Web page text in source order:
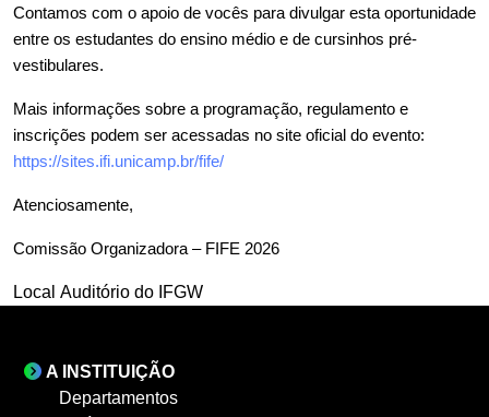
Contamos com o apoio de vocês para divulgar esta oportunidade
entre os estudantes do ensino médio e de cursinhos pré-
vestibulares.
Mais informações sobre a programação, regulamento e
https://sites.ifi.unicamp.br/fife/
Atenciosamente,
Comissão Organizadora – FIFE 2026
Local Auditório do IFGW
A INSTITUIÇÃO
Departamentos